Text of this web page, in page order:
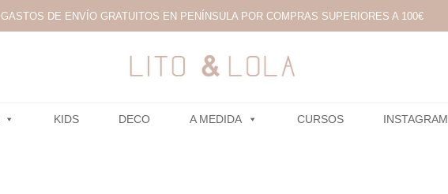
GASTOS DE ENVÍO GRATUITOS EN PENÍNSULA POR COMPRAS SUPERIORES A 100€
KIDS DECO A MEDIDA CURSOS INSTAGRAM